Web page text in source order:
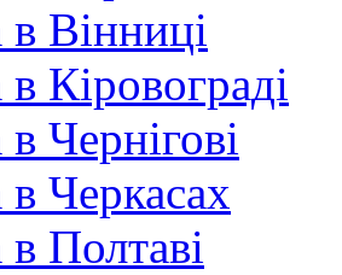
Вінниці
Кіровограді
Чернігові
Черкасах
Полтаві